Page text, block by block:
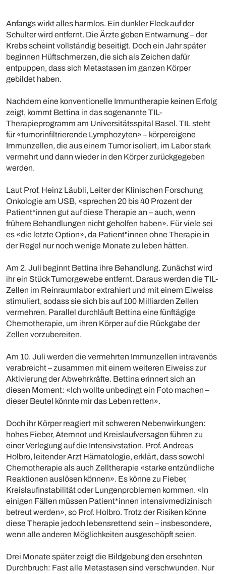
Anfangs wirkt alles harmlos. Ein dunkler Fleck auf der
Schulter wird entfernt. Die Ärzte geben Entwarnung – der
Krebs scheint vollständig beseitigt. Doch ein Jahr später
beginnen Hüftschmerzen, die sich als Zeichen dafür
entpuppen, dass sich Metastasen im ganzen Körper
gebildet haben.
Nachdem eine konventionelle Immuntherapie keinen Erfolg
zeigt, kommt Bettina in das sogenannte TIL-
Therapieprogramm am Universitätsspital Basel. TIL steht
für «tumorinfiltrierende Lymphozyten» – körpereigene
Immunzellen, die aus einem Tumor isoliert, im Labor stark
vermehrt und dann wieder in den Körper zurückgegeben
werden.
Laut Prof. Heinz Läubli, Leiter der Klinischen Forschung
Onkologie am USB, «sprechen 20 bis 40 Prozent der
Patient*innen gut auf diese Therapie an – auch, wenn
frühere Behandlungen nicht geholfen haben». Für viele sei
es «die letzte Option», da Patient"innen ohne Therapie in
der Regel nur noch wenige Monate zu leben hätten.
Am 2. Juli beginnt Bettina ihre Behandlung. Zunächst wird
ihr ein Stück Tumorgewebe entfernt. Daraus werden die TIL-
Zellen im Reinraumlabor extrahiert und mit einem Eiweiss
stimuliert, sodass sie sich bis auf 100 Milliarden Zellen
vermehren. Parallel durchläuft Bettina eine fünftägige
Chemotherapie, um ihren Körper auf die Rückgabe der
Zellen vorzubereiten.
Am 10. Juli werden die vermehrten Immunzellen intravenös
verabreicht – zusammen mit einem weiteren Eiweiss zur
Aktivierung der Abwehrkräfte. Bettina erinnert sich an
diesen Moment: «Ich wollte unbedingt ein Foto machen –
dieser Beutel könnte mir das Leben retten».
Doch ihr Körper reagiert mit schweren Nebenwirkungen:
hohes Fieber, Atemnot und Kreislaufversagen führen zu
einer Verlegung auf die Intensivstation. Prof. Andreas
Holbro, leitender Arzt Hämatologie, erklärt, dass sowohl
Chemotherapie als auch Zelltherapie «starke entzündliche
Reaktionen auslösen können». Es könne zu Fieber,
Kreislaufinstabilität oder Lungenproblemen kommen. «In
einigen Fällen müssen Patient*innen intensivmedizinisch
betreut werden», so Prof. Holbro. Trotz der Risiken könne
diese Therapie jedoch lebensrettend sein – insbesondere,
wenn alle anderen Möglichkeiten ausgeschöpft seien.
Drei Monate später zeigt die Bildgebung den ersehnten
Durchbruch: Fast alle Metastasen sind verschwunden. Nur